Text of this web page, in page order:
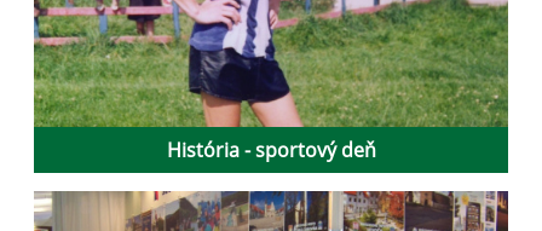
História - sportový deň